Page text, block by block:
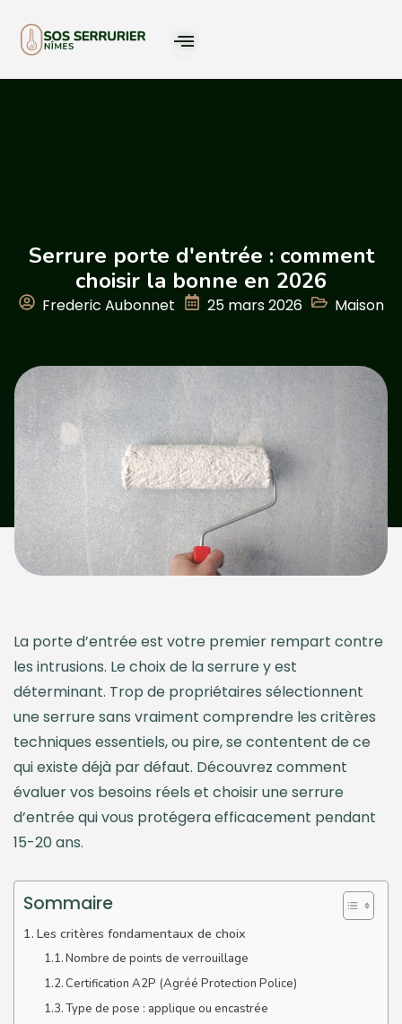
Serrure porte d'entrée : comment
choisir la bonne en 2026
Frederic Aubonnet 25 mars 2026 Maison
La porte d’entrée est votre premier rempart contre
les intrusions. Le choix de la serrure y est
déterminant. Trop de propriétaires sélectionnent
une serrure sans vraiment comprendre les critères
techniques essentiels, ou pire, se contentent de ce
qui existe déjà par défaut. Découvrez comment
évaluer vos besoins réels et choisir une serrure
d’entrée qui vous protégera efficacement pendant
15-20 ans.
Sommaire
Les critères fondamentaux de choix
Nombre de points de verrouillage
Certification A2P (Agréé Protection Police)
Type de pose : applique ou encastrée